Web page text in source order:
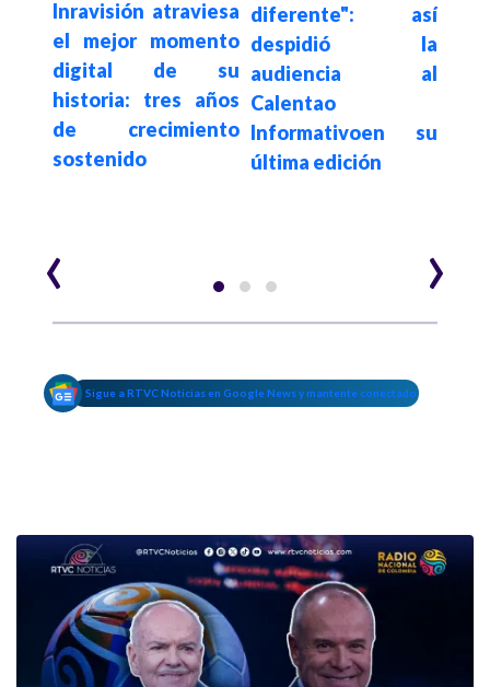
Inravisión atraviesa
el mejor momento
digital de su
historia: tres años
de crecimiento
sostenido
diferente": así
despidió la
audiencia al
Calentao
Informativoen su
última edición
‹ ›
Sigue a RTVC Noticias en Google News y mantente conectado